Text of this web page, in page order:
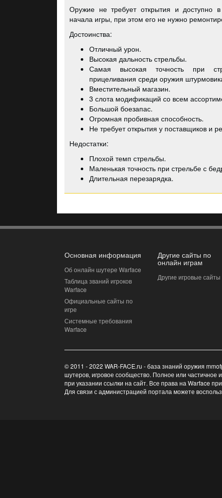
Оружие не требует открытия и доступно
начала игры, при этом его не нужно
Достоинства:
Отличный урон.
Высокая дальность стрельбы.
Самая высокая точность при
прицеливания среди оружия
Вместительный магазин.
3 слота модификаций со всем
Большой боезапас.
Огромная пробивная способность.
Не требует открытия у поставщиков и
Недостатки:
Плохой темп стрельбы.
Маленькая точность при стрельбе с
Длительная перезарядка.
Основная информация
Об онлайн шутере Warface
Таблица званий игроков
Warface
Официальные сайты по
игре
Системные требования
Warface
Другие сайты по
онлайн играм
Другие игровые сайты
© 2011 - 2022 WAR-FACE.ru - база знаний оружия
шутеров, игровое сообщество. Полное или частичное
при указании ссылки на сайт. Все права на Warface
Для связи с администрацией портала можете